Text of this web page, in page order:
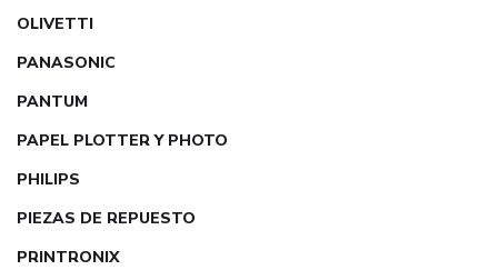
OLIVETTI
PANASONIC
PANTUM
PAPEL PLOTTER Y PHOTO
PHILIPS
PIEZAS DE REPUESTO
PRINTRONIX